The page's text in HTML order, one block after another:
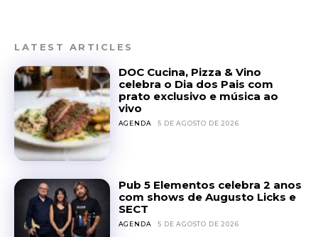
LATEST ARTICLES
DOC Cucina, Pizza & Vino
celebra o Dia dos Pais com
prato exclusivo e música ao
vivo
AGENDA 5 DE AGOSTO DE 2026
Pub 5 Elementos celebra 2 anos
com shows de Augusto Licks e
SECT
AGENDA 5 DE AGOSTO DE 2026